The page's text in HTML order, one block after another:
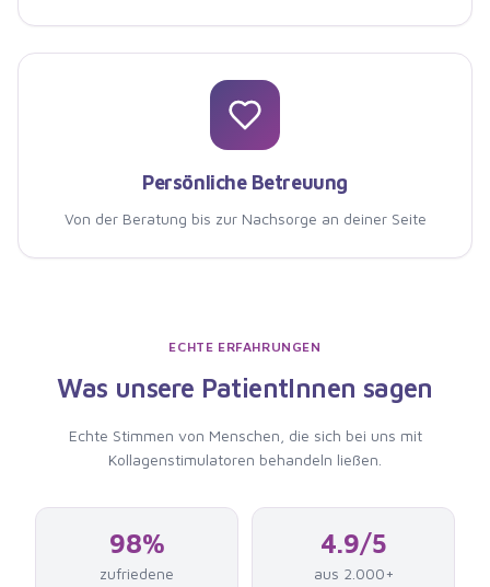
Persönliche Betreuung
Von der Beratung bis zur Nachsorge an deiner Seite
ECHTE ERFAHRUNGEN
Was unsere PatientInnen sagen
Echte Stimmen von Menschen, die sich bei uns mit
Kollagenstimulatoren behandeln ließen
98%
zufriedene
4.9/5
aus 2.000+